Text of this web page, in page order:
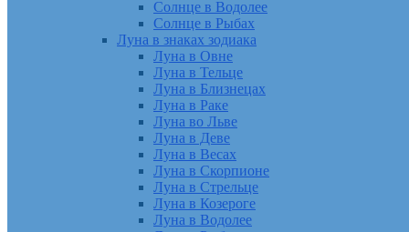
Солнце в Водолее
Солнце в Рыбах
Луна в знаках зодиака
Луна в Овне
Луна в Тельце
Луна в Близнецах
Луна в Раке
Луна во Льве
Луна в Деве
Луна в Весах
Луна в Скорпионе
Луна в Стрельце
Луна в Козероге
Луна в Водолее